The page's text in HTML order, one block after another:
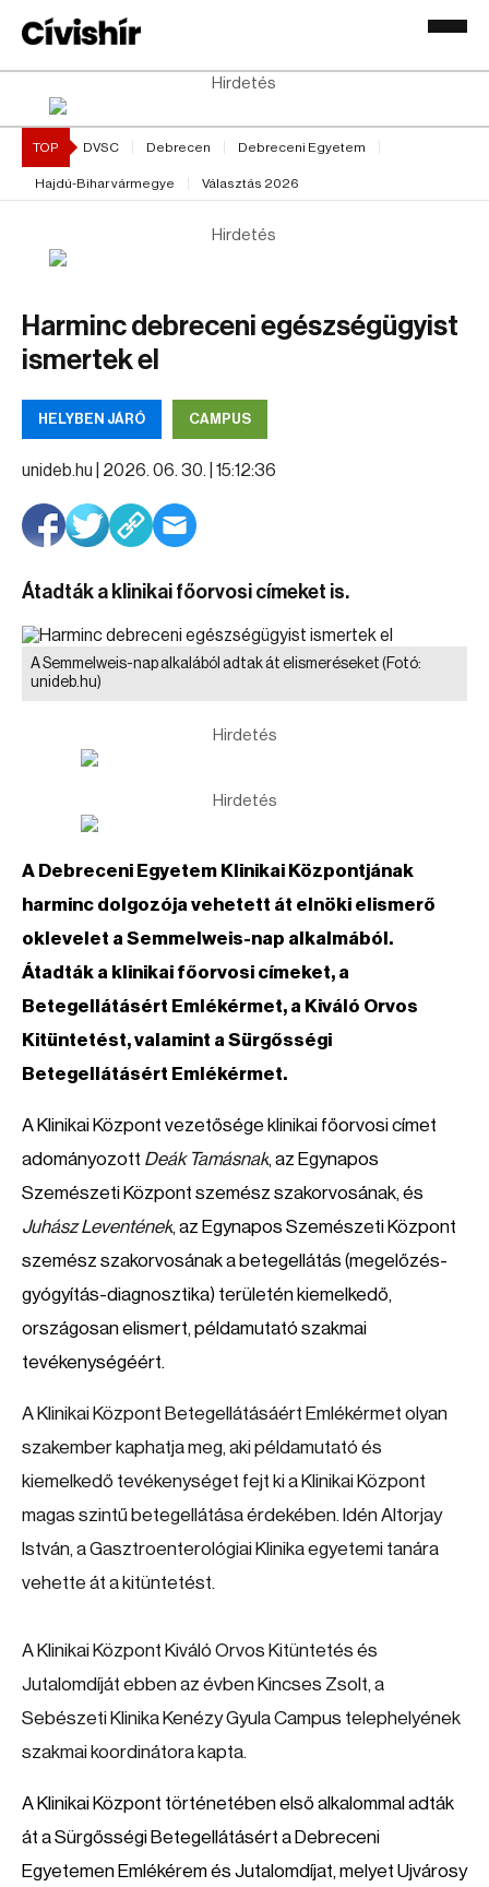
Hirdetés
TOP DVSC Debrecen Debreceni Egyetem
Hajdú-Bihar vármegye Választás 2026
Hirdetés
Harminc debreceni egészségügyist
ismertek el
HELYBEN JÁRÓ CAMPUS
unideb.hu | 2026. 06. 30. | 15:12:36
Átadták a klinikai főorvosi címeket is.
A Semmelweis-nap alkalából adtak át elismeréseket (Fotó:
unideb.hu)
Hirdetés
Hirdetés
A Debreceni Egyetem Klinikai Központjának
harminc dolgozója vehetett át elnöki elismerő
oklevelet a Semmelweis-nap alkalmából.
Átadták a klinikai főorvosi címeket, a
Betegellátásért Emlékérmet, a Kiváló Orvos
Kitüntetést, valamint a Sürgősségi
Betegellátásért Emlékérmet.
A Klinikai Központ vezetősége klinikai főorvosi címet
adományozott Deák Tamásnak, az Egynapos
Szemészeti Központ szemész szakorvosának, és
Juhász Leventének, az Egynapos Szemészeti Központ
szemész szakorvosának a betegellátás (megelőzés-
gyógyítás-diagnosztika) területén kiemelkedő,
országosan elismert, példamutató szakmai
tevékenységéért.
A Klinikai Központ Betegellátásáért Emlékérmet olyan
szakember kaphatja meg, aki példamutató és
kiemelkedő tevékenységet fejt ki a Klinikai Központ
magas szintű betegellátása érdekében. Idén Altorjay
István, a Gasztroenterológiai Klinika egyetemi tanára
vehette át a kitüntetést.
A Klinikai Központ Kiváló Orvos Kitüntetés és
Jutalomdíját ebben az évben Kincses Zsolt, a
Sebészeti Klinika Kenézy Gyula Campus telephelyének
szakmai koordinátora kapta.
A Klinikai Központ történetében első alkalommal adták
át a Sürgősségi Betegellátásért a Debreceni
Egyetemen Emlékérem és Jutalomdíjat, melyet Ujvárosy